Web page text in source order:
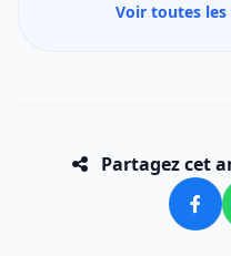
Voir toutes
Partagez cet